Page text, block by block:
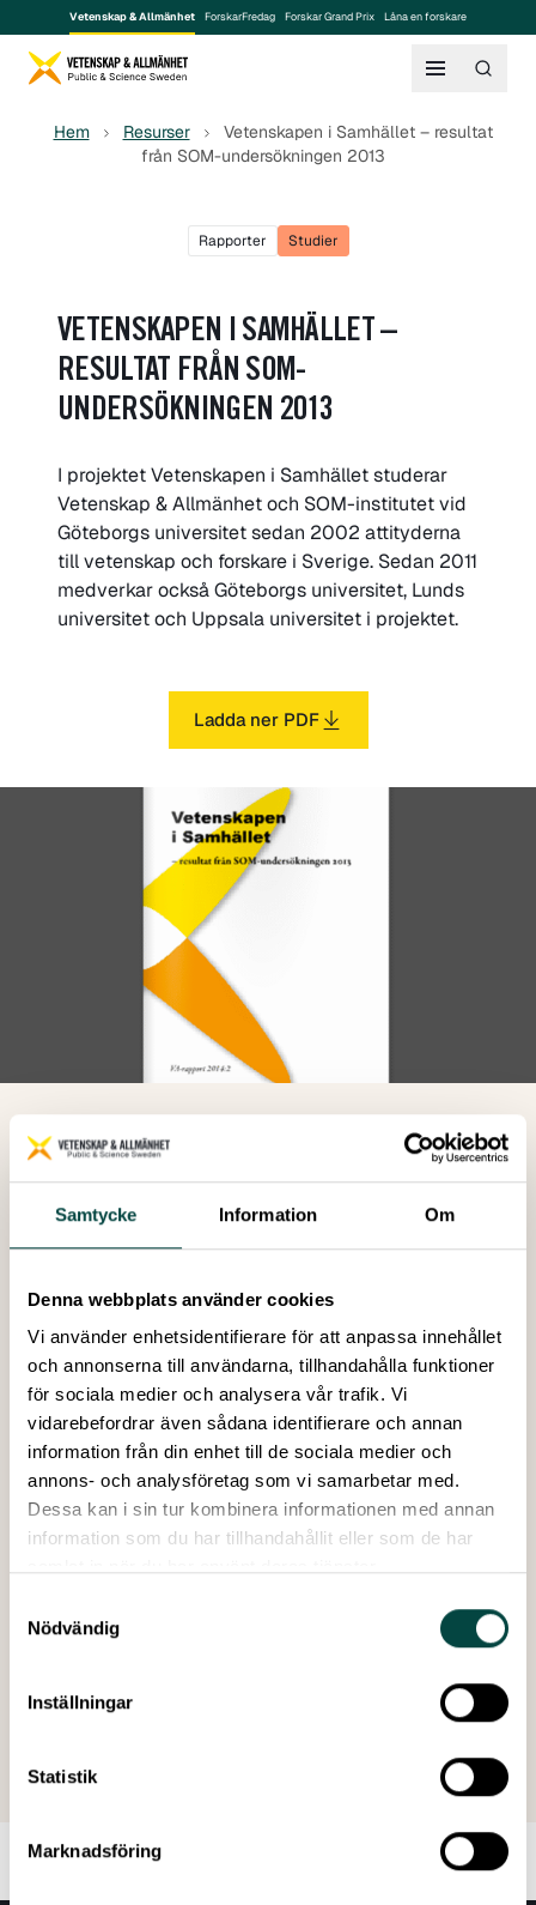
Samtycke Information Om
Denna webbplats använder cookies
Vi använder enhetsidentifierare för att anpassa innehållet
och annonserna till användarna, tillhandahålla funktioner
för sociala medier och analysera vår trafik. Vi
vidarebefordrar även sådana identifierare och annan
information från din enhet till de sociala medier och
annons- och analysföretag som vi samarbetar med.
Dessa kan i sin tur kombinera informationen med annan
information som du har tillhandahållit eller som de har
Nödvändig
Inställningar
Statistik
Marknadsföring
Vetenskap & Allmänhet ForskarFredag Forskar Grand Prix Låna en forskare
Hem Resurser
Vetenskapen i Samhället – resultat
från SOM-undersökningen 2013
Rapporter Studier
VETENSKAPEN I SAMHÄLLET –
RESULTAT FRÅN SOM-
UNDERSÖKNINGEN 2013
I projektet Vetenskapen i Samhället studerar
Vetenskap & Allmänhet och SOM-institutet vid
Göteborgs universitet sedan 2002 attityderna
till vetenskap och forskare i Sverige. Sedan 2011
medverkar också Göteborgs universitet, Lunds
universitet och Uppsala universitet i projektet.
Ladda ner PDF
Enkäter sändes hösten 2013 per post till ett
riksrepresentativt urval av den svenska befolkningen
mellan 16 och 85 år. De 1 628 svaren (52 procent av de
tillfrågade) bearbetades och analyserades under våren
resultat av fil.dr Ulrika Andersson vid SOM-institutet.
Undersökningen har genomförts med stöd av
Riksbankens Jubileumsfond samt Göteborgs universitet,
Lunds universitet och Uppsala universitet.
VA-rapport 2014:2
Författare:Vetenskap & Allmänhet
Publicerad:Juni 2014
Antal sidor:36
Skapad: 23 juni 2014